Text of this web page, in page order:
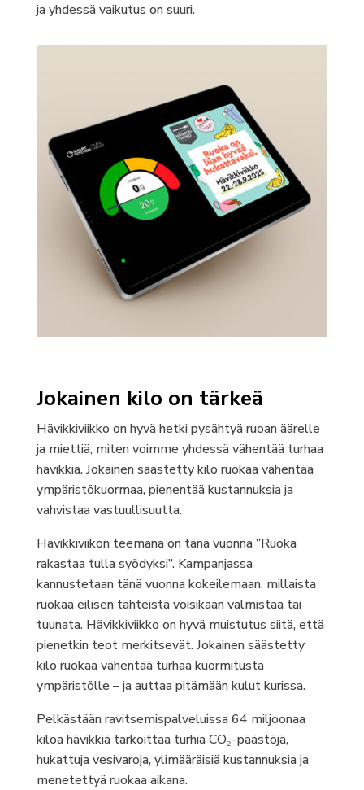
ja yhdessä vaikutus on suuri.
Jokainen kilo on tärkeä
Hävikkiviikko on hyvä hetki pysähtyä ruoan äärelle
ja miettiä, miten voimme yhdessä vähentää turhaa
hävikkiä. Jokainen säästetty kilo ruokaa vähentää
ympäristökuormaa, pienentää kustannuksia ja
vahvistaa vastuullisuutta.
Hävikkiviikon teemana on tänä vuonna ”Ruoka
rakastaa tulla syödyksi”. Kampanjassa
kannustetaan tänä vuonna kokeilemaan, millaista
ruokaa eilisen tähteistä voisikaan valmistaa tai
tuunata. Hävikkiviikko on hyvä muistutus siitä, että
pienetkin teot merkitsevät. Jokainen säästetty
kilo ruokaa vähentää turhaa kuormitusta
ympäristölle – ja auttaa pitämään kulut kurissa.
Pelkästään ravitsemispalveluissa 64 miljoonaa
kiloa hävikkiä tarkoittaa turhia CO₂-päästöjä,
hukattuja vesivaroja, ylimääräisiä kustannuksia ja
menetettyä ruokaa aikana.